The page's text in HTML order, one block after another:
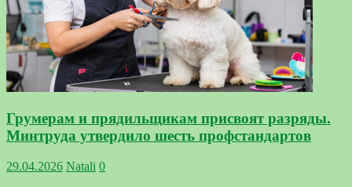
Грумерам и прядильщикам присвоят разряды.
Минтруда утвердило шесть профстандартов
29.04.2026 Natali 0